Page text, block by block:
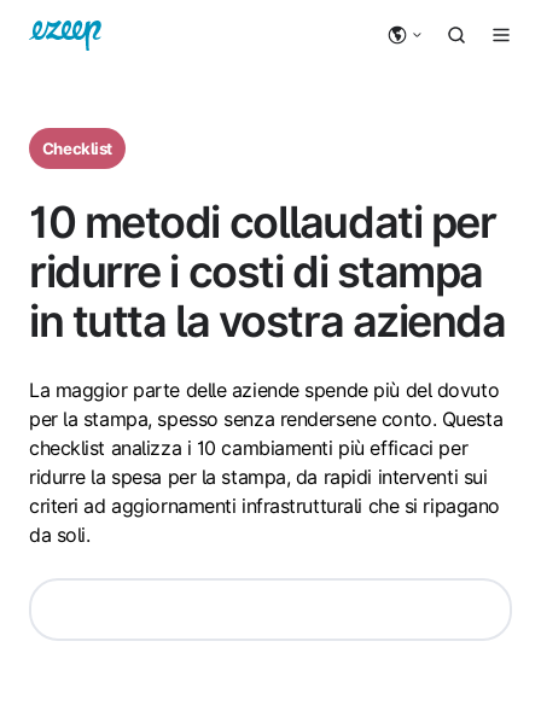
Checklist
10 metodi collaudati per
ridurre i costi di stampa
in tutta la vostra azienda
La maggior parte delle aziende spende più del dovuto
per la stampa, spesso senza rendersene conto. Questa
checklist analizza i 10 cambiamenti più efficaci per
ridurre la spesa per la stampa, da rapidi interventi sui
criteri ad aggiornamenti infrastrutturali che si ripagano
da soli.